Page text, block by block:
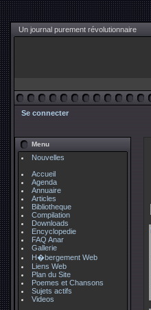
Un journal purement révolutionnaire
Se connecter
Menu
Nouvelles
Accueil
Agenda
Annuaire
Articles
Bibliotheque
Compilation
Downloads
Encyclopedie
FAQ Anar
Gallerie
H�bergement Web
Liens Web
Plan du Site
Poemes et Chansons
Sujets actifs
Videos